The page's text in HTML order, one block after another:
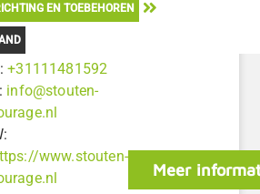
EN TOEBEHOREN
+31111481592
info@stouten-
www.stouten-
Meer